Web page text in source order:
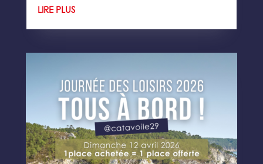
LIRE PLUS